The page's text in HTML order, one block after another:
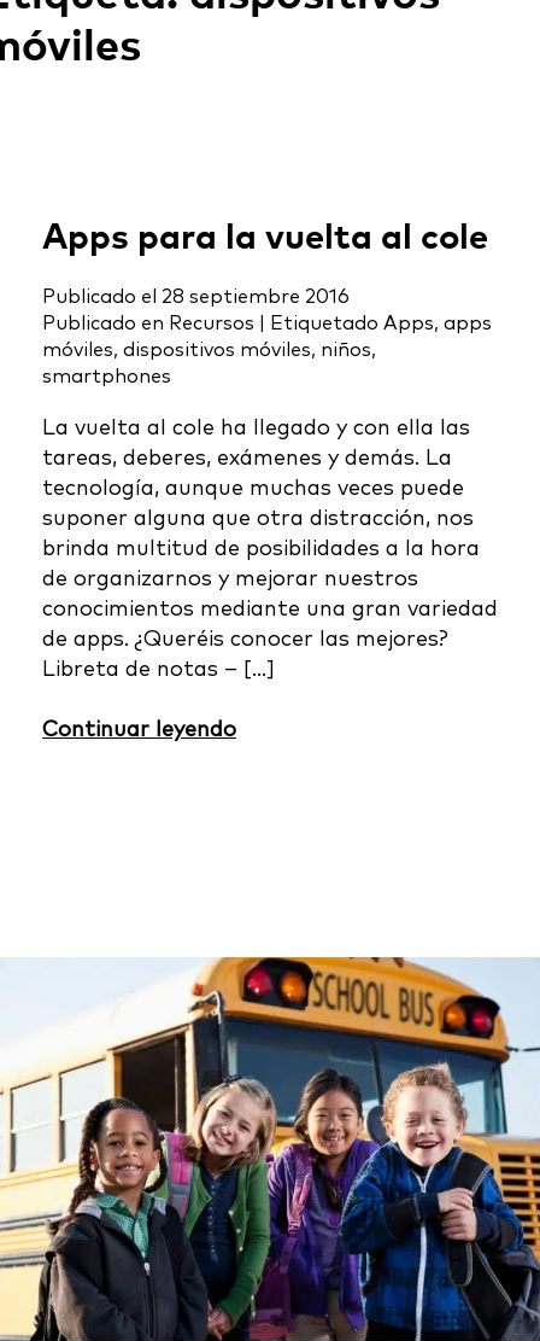
Apps para la vuelta al cole
Publicado el 28 septiembre 2016
Publicado en Recursos Etiquetado Apps, apps
móviles, dispositivos móviles, niños,
smartphones
La vuelta al cole ha llegado y con ella las
tareas, deberes, exámenes y demás. La
tecnología, aunque muchas veces puede
suponer alguna que otra distracción, nos
brinda multitud de posibilidades a la hora
de organizarnos y mejorar nuestros
conocimientos mediante una gran variedad
de apps. ¿Queréis conocer las mejores?
Libreta de notas – […]
Continuar leyendo